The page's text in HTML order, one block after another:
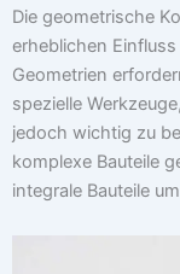
Die geometrische
erheblichen
Geometrien
spezielle
jedoch wichtig zu
komplexe Bauteile
integrale Bauteile